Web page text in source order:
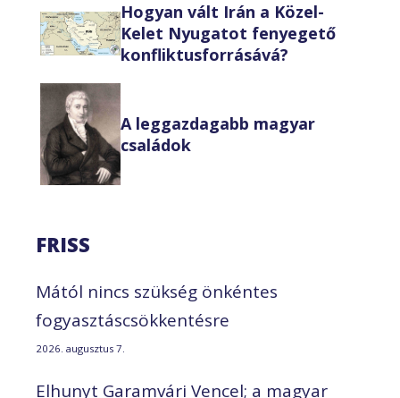
Hogyan vált Irán a Közel-
Kelet Nyugatot fenyegető
konfliktusforrásává?
A leggazdagabb magyar
családok
FRISS
Mától nincs szükség önkéntes
fogyasztáscsökkentésre
2026. augusztus 7.
Elhunyt Garamvári Vencel; a magyar